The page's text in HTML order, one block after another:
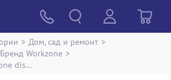
> Дом, сад и ремонт >
Бренд Workzone >
Сигналізатор диму Workzone dis 177/95526